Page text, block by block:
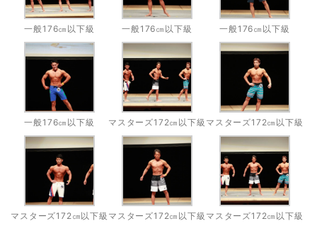
一般176㎝以下級 一般176㎝以下級 一般176㎝以下級
一般176㎝以下級 マスターズ172㎝以下級 マスターズ172㎝以下級
マスターズ172㎝以下級 マスターズ172㎝以下級 マスターズ172㎝以下級